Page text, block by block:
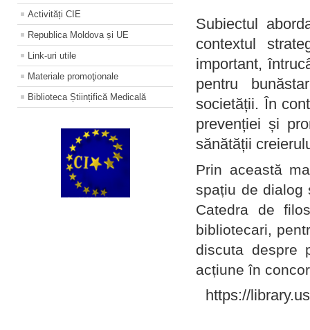
Activități CIE
Republica Moldova și UE
Link-uri utile
Materiale promoţionale
Biblioteca Științifică Medicală
Subiectul
contextul
important,
pentru
societății. În
prevenției și
sănătății
Prin această
spațiu de dialog
Catedra de
bibliotecari,
discuta despre
acțiune în
https://